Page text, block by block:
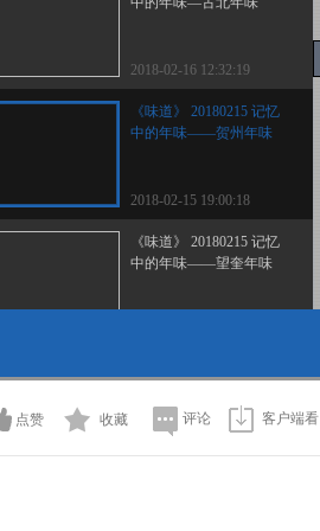
2018-02-16 12:32:19
《味道》 20180215 记忆
中的年味——贺州年味
2018-02-15 19:00:18
《味道》 20180215 记忆
中的年味——望奎年味
2018-02-14 22:18:16
点赞 收藏 评论 客户端看